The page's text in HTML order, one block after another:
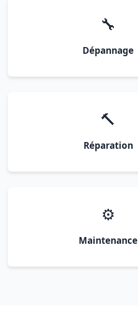
🔧
Dépannage
🔨
Réparation
⚙️
Maintenance